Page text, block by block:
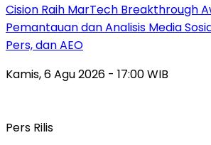
Cision Raih MarTech Breakthrough
Pemantauan dan Analisis Media
Pers, dan AEO
Kamis, 6 Agu 2026 - 17:00 WIB
Pers Rilis